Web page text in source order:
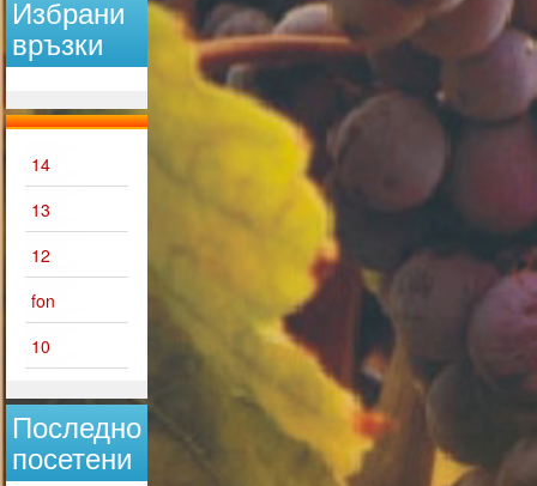
Избрани
връзки
14
13
12
fon
10
Последно
посетени